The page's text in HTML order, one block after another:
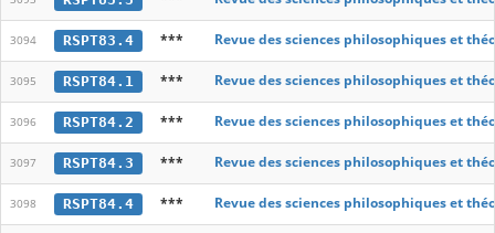
3094 RSPT83.4 *** Revue des sciences philosophiques et
3095 RSPT84.1 *** Revue des sciences philosophiques et
3096 RSPT84.2 *** Revue des sciences philosophiques et
3097 RSPT84.3 *** Revue des sciences philosophiques et
3098 RSPT84.4 *** Revue des sciences philosophiques et